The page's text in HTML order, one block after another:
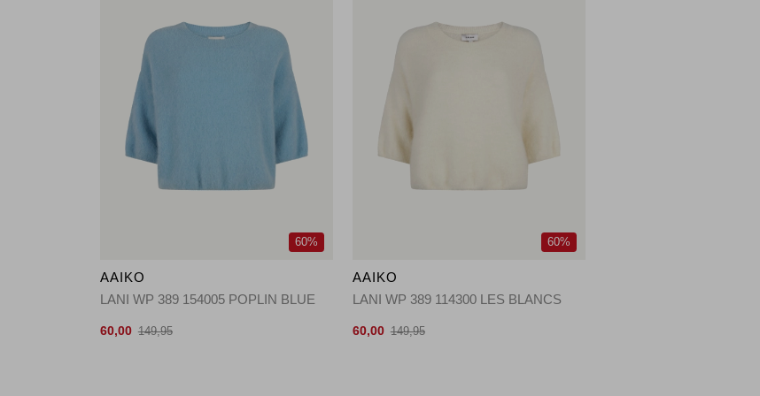
60%
AAIKO
LANI WP 389 154005 POPLIN BLUE
60,00 149,95
60%
AAIKO
LANI WP 389 114300 LES BLANCS
60,00 149,95